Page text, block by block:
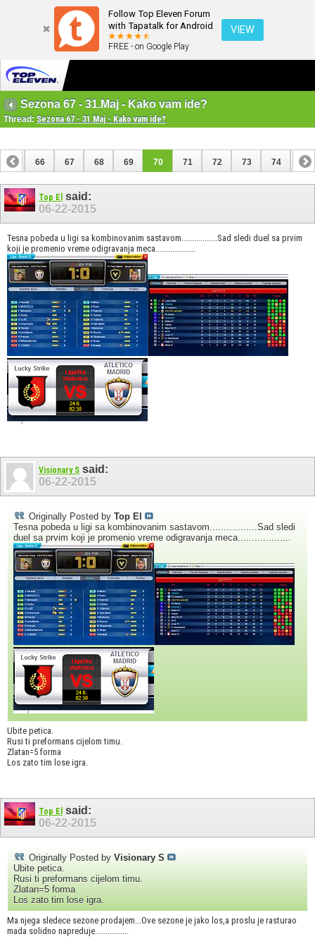
Follow Top Eleven Forum
with Tapatalk for Android
FREE - on Google Play
VIEW
Sezona 67 - 31.Maj - Kako vam ide?
Thread: Sezona 67 - 31.Maj - Kako vam ide?
65 66 67 68 69 70 71 72 73 74 75
85
Top El said:
06-22-2015
Tesna pobeda u ligi sa kombinovanim sastavom.................Sad sledi duel sa prvim
koji je promenio vreme odigravanja meca...................
Visionary S said:
06-22-2015
Originally Posted by Top El
Tesna pobeda u ligi sa kombinovanim sastavom.................Sad sledi
duel sa prvim koji je promenio vreme odigravanja meca...................
Ubite petica.
Rusi ti preformans cijelom timu.
Zlatan=5 forma
Los zato tim lose igra.
Top El said:
06-22-2015
Originally Posted by Visionary S
Ubite petica.
Rusi ti preformans cijelom timu.
Zlatan=5 forma
Los zato tim lose igra.
Ma njega sledece sezone prodajem...Ove sezone je jako los,a proslu je rasturao
mada solidno napreduje................